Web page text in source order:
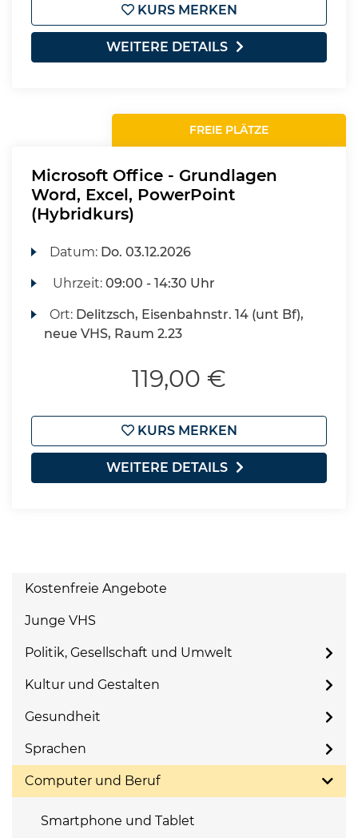
KURS MERKEN
WEITERE DETAILS
FREIE PLÄTZE
Microsoft Office - Grundlagen
Word, Excel, PowerPoint
(Hybridkurs)
Datum: Do. 03.12.2026
Uhrzeit:09:00 - 14:30 Uhr
Ort: Delitzsch, Eisenbahnstr. 14 (unt Bf),
neue VHS, Raum 2.23
119,00 €
KURS MERKEN
WEITERE DETAILS
Kostenfreie Angebote
Junge VHS
Politik, Gesellschaft und Umwelt
Kultur und Gestalten
Gesundheit
Sprachen
Computer und Beruf
Smartphone und Tablet